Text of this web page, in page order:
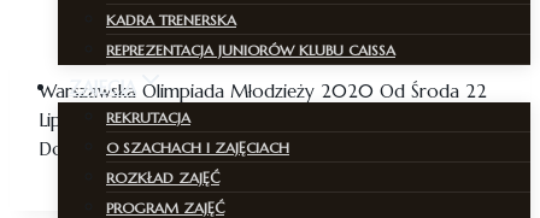
KADRA TRENERSKA
REPREZENTACJA JUNIORÓW KLUBU CAISSA
ZAJĘCIA
REKRUTACJA
O SZACHACH I ZAJĘCIACH
ROZKŁAD ZAJĘĆ
PROGRAM ZAJĘĆ
Warszawska Olimpiada Młodzieży 2020 Od Środa 22
Lipiec 2020 – 09:00
Do Piątek 24 Lipiec 2020 – 17:00